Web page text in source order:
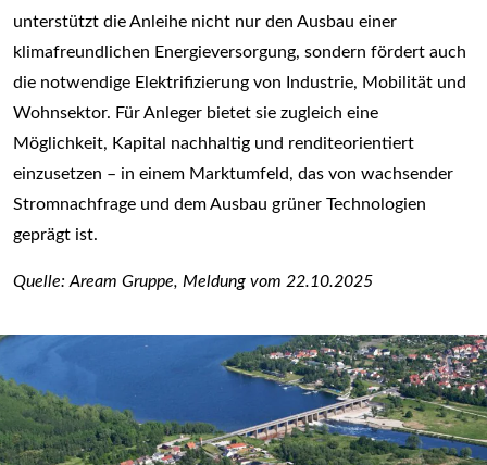
unterstützt die Anleihe nicht nur den Ausbau einer
klimafreundlichen Energieversorgung, sondern fördert auch
die notwendige Elektrifizierung von Industrie, Mobilität und
Wohnsektor. Für Anleger bietet sie zugleich eine
Möglichkeit, Kapital nachhaltig und renditeorientiert
einzusetzen – in einem Marktumfeld, das von wachsender
Stromnachfrage und dem Ausbau grüner Technologien
geprägt ist.
Quelle: Aream Gruppe, Meldung vom 22.10.2025